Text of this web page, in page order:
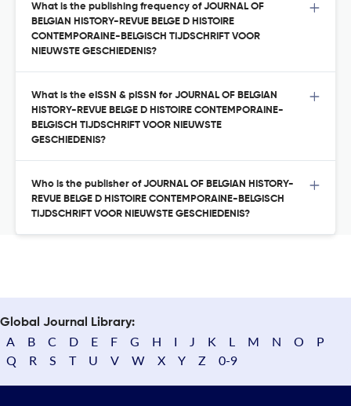
What is the publishing frequency of JOURNAL OF
BELGIAN HISTORY-REVUE BELGE D HISTOIRE
CONTEMPORAINE-BELGISCH TIJDSCHRIFT VOOR
NIEUWSTE GESCHIEDENIS?
What is the eISSN & pISSN for JOURNAL OF BELGIAN
HISTORY-REVUE BELGE D HISTOIRE CONTEMPORAINE-
BELGISCH TIJDSCHRIFT VOOR NIEUWSTE
GESCHIEDENIS?
Who is the publisher of JOURNAL OF BELGIAN HISTORY-
REVUE BELGE D HISTOIRE CONTEMPORAINE-BELGISCH
TIJDSCHRIFT VOOR NIEUWSTE GESCHIEDENIS?
Global Journal Library:
A B C D E F G H I J K L M N O
P
Q
R S T U V W X Y Z 0-9